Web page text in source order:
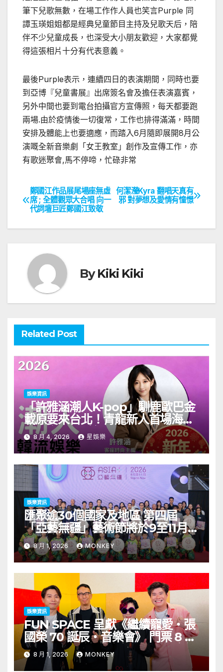
筆下兒歌無數，在場工作作人員也笑言Purple 同
譚玉瑛姐姐都是經典兒童節目主持及兒歌天后，陪
伴不少兒童成長，也深受大小朋友歡迎，大家都覺
得這張相片十分有代表意義。
最後Purple表示，連續四日的表演期間，同時也要
到亞博『兒童書展』出席簽名會及擔任表演嘉賓，
另外中間也要到電台拍攝官方宣傳照，每天都要跑
兩場.由於疫情後一切復常，工作也排得滿滿，時間
安排及體能上也要適應，而踏入6月隨即展開8月公
演嘅全新音樂劇「女王教室」創作及宣傳工作，亦
有歌迷聚會,馬不停啼，忙碌非常
文
章
覽
何潔瀅Kyra 翻唱天真有
邪 對夢想及愛情有憧憬
鄭國江作品展尾場座無虛
席 ; 全體觀眾大合唱 向一
代詞壇巨匠鄭國江致敬
ByKiki Kiki
Related Post
娛樂資訊
「許雅涵潮人K-pop」馴鹿歐巴金
載原要來台北！青龍新人首場海外
見面會8/9開搶
8 月 4, 2026 星娛樂
娛樂資訊
匯聚逾30個國家及地區 第四屆
「亞藝無疆」藝術節將於9至11月舉
行 開幕節目《三角演義》音樂會演
出陣容包括王雙駿夥拍恭碩良 聯同
來自蒙古的Uuhai、韓國的KARDI
和泰國的KIKI震懾舞台
8 月 1, 2026 MONKEY
娛樂資訊
FUN SPACE 呈獻《繼續寵愛・張
國榮 70 誕辰・音樂會》 門票 8 月
1 日至 10 日於「健康．旦」優先訂
購
8 月 1, 2026 MONKEY